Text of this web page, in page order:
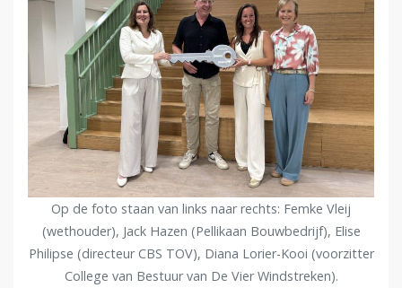
Op de foto staan van links naar rechts: Femke Vleij
(wethouder), Jack Hazen (Pellikaan Bouwbedrijf), Elise
Philipse (directeur CBS TOV), Diana Lorier-Kooi (voorzitter
College van Bestuur van De Vier Windstreken).